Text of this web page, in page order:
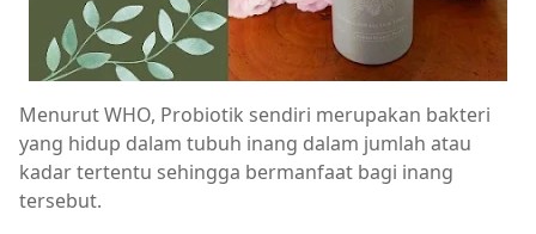
Menurut WHO, Probiotik sendiri merupakan bakteri
yang hidup dalam tubuh inang dalam jumlah atau
kadar tertentu sehingga bermanfaat bagi inang
tersebut.